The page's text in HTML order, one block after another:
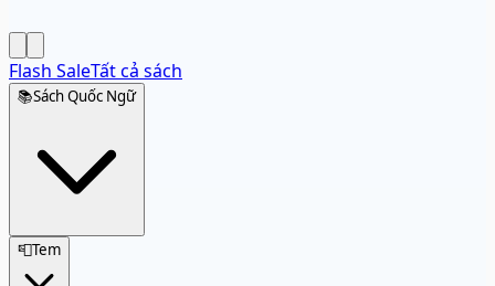
Flash SaleTất cả sách
📚Sách Quốc Ngữ
📮Tem